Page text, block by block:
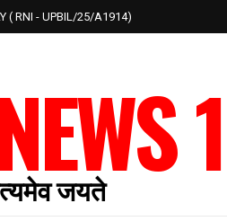
( RNI - UPBIL/25/A1914)
1
जयते